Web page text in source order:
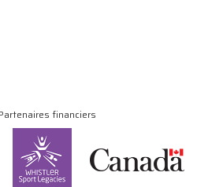
financiers